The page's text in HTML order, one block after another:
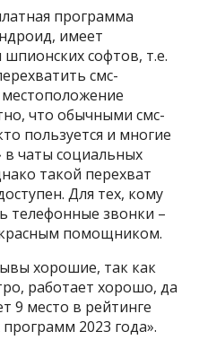
программа
имеет
софтов, т.е.
смс-
что обычными смс-
пользуется и многие
в чаты социальных
такой перехват
Для тех, кому
телефонные звонки –
помощником.
хорошие, так как
работает хорошо, да
9 место в рейтинге
2023 года».